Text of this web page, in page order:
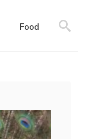
Food